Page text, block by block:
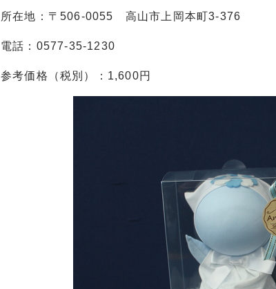
所在地：〒506-0055 高山市上岡本町3-376
電話：0577-35-1230
参考価格（税別）：1,600円